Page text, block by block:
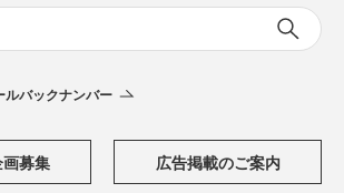
ルバックナンバー
募集 広告掲載のご案内